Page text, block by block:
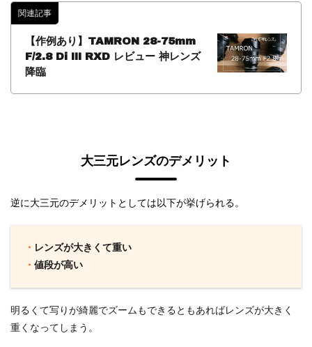
関連記事
【作例あり】TAMRON 28-75mm
F/2.8 Di III RXD レビュー 神レンズ
降臨
大三元レンズのデメリット
逆に大三元のデメリットとしては以下が挙げられる。
・ レンズが大きくて重い
・ 値段が高い
明るくて写りが綺麗でズームもできるともあればレンズが大きく
重くなってしまう。